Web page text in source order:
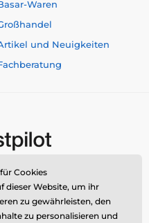
Waren
und Neuigkeiten
Cookies
dieser Website, um ihr
zu gewährleisten, den
zu personalisieren und